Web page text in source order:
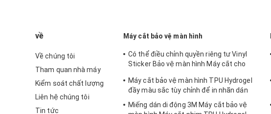
về
Về chúng tôi
Tham quan nhà máy
Kiểm soát chất lượng
Liên hệ chúng tôi
Tin tức
Máy cắt bảo vệ màn hình
Có thể điều chỉnh quyền riêng tư Vinyl
Sticker Bảo vệ màn hình Máy cắt cho
Máy cắt bảo vệ màn hình TPU Hydrogel
đầy màu sắc tùy chỉnh để in nhãn dán
Miếng dán di động 3M Máy cắt bảo vệ